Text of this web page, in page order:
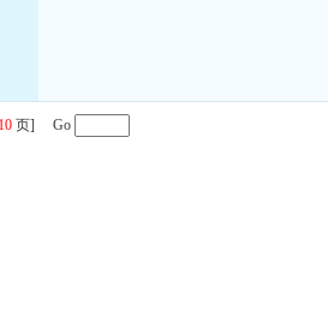
10 页] Go